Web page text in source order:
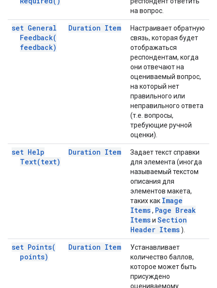
на вопрос.
set General
Feedback(
feedback)
Duration Item
Настраивает обратную
связь, которая будет
отображаться
респондентам, когда
они отвечают на
оцениваемый вопрос,
на который нет
правильного или
неправильного ответа
(т.е. вопросы,
требующие ручной
оценки).
set Help
Text(text)
Duration Item
Задает текст справки
для элемента (иногда
называемый текстом
описания для
элементов макета,
таких как Image
Items, Page Break
Itemsи Section
Header Items).
set Points(
points)
Duration Item
Устанавливает
количество баллов,
которое может быть
присуждено
оцениваемому